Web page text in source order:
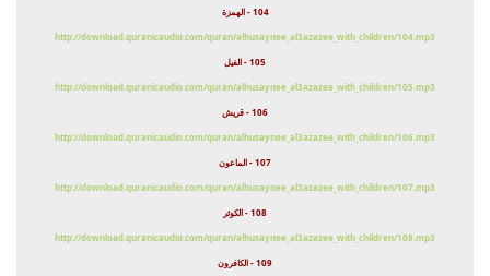
104 - الهمزة
http://download.quranicaudio.com/quran/alhusaynee_al3azazee_with_children/104.mp3
105 - الفيل
http://download.quranicaudio.com/quran/alhusaynee_al3azazee_with_children/105.mp3
106 - قريش
http://download.quranicaudio.com/quran/alhusaynee_al3azazee_with_children/106.mp3
107 - الماعون
http://download.quranicaudio.com/quran/alhusaynee_al3azazee_with_children/107.mp3
108 - الكوثر
http://download.quranicaudio.com/quran/alhusaynee_al3azazee_with_children/108.mp3
109 - الكافرون